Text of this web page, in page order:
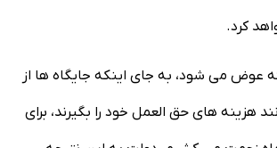
کرد.
عوض می شود، به جای اینکه جایگاه ها از
هزینه های حق العمل خود را بگیرند، برای